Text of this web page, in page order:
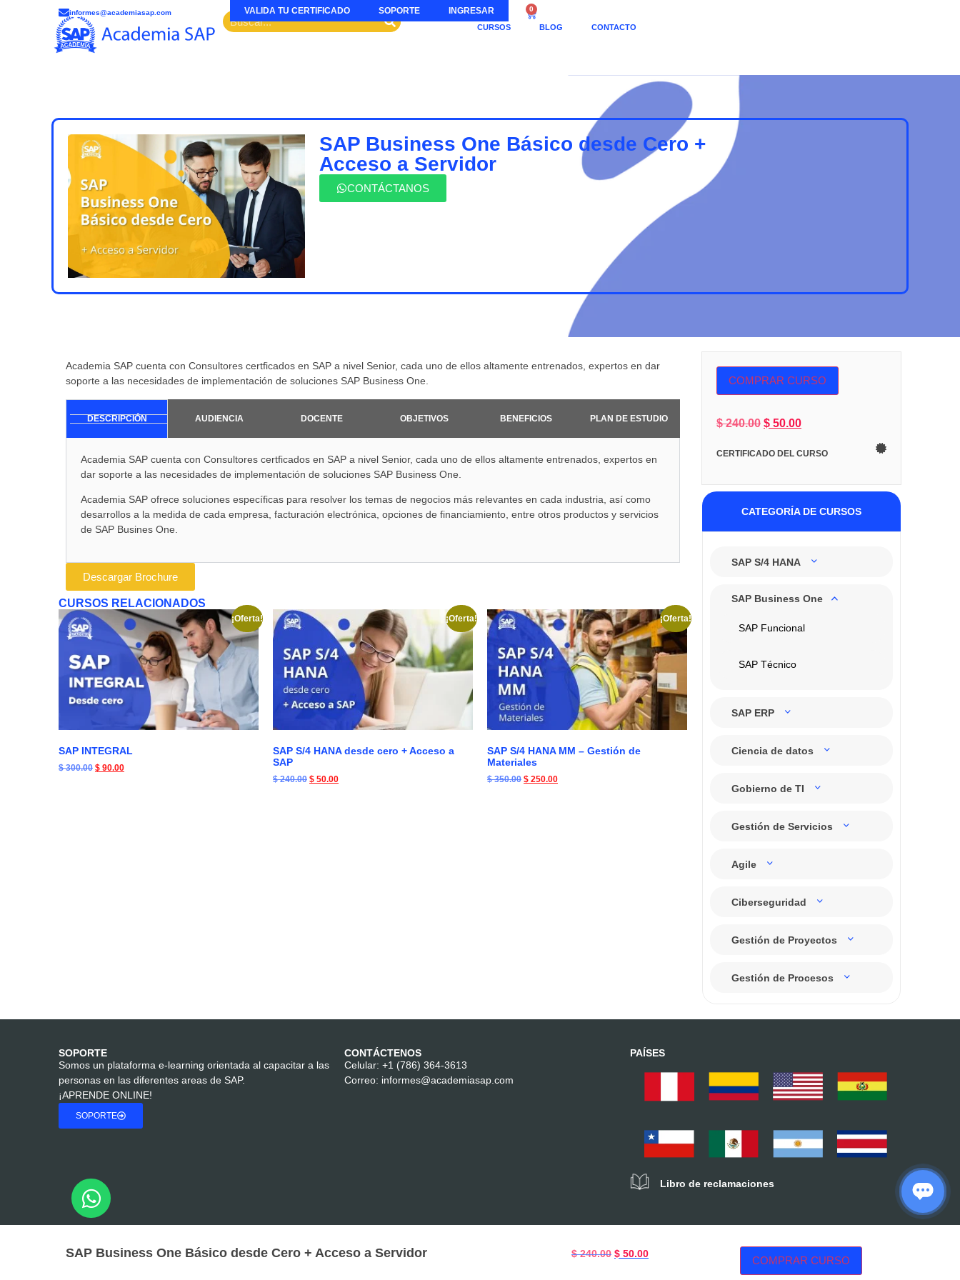
informes@academiasap.com VALIDA TU CERTIFICADO SOPORTE INGRESAR 0
CURSOS BLOG CONTACTO
SAP Business One Básico desde Cero +
Acceso a Servidor
CONTÁCTANOS
Academia SAP cuenta con Consultores certficados en SAP a nivel Senior, cada uno de ellos altamente entrenados, expertos en dar
soporte a las necesidades de implementación de soluciones SAP Business One.
DESCRIPCIÓN AUDIENCIA DOCENTE OBJETIVOS BENEFICIOS PLAN DE ESTUDIO
Academia SAP cuenta con Consultores certficados en SAP a nivel Senior, cada uno de ellos altamente entrenados, expertos en
dar soporte a las necesidades de implementación de soluciones SAP Business One.
Academia SAP ofrece soluciones específicas para resolver los temas de negocios más relevantes en cada industria, así como
desarrollos a la medida de cada empresa, facturación electrónica, opciones de financiamiento, entre otros productos y servicios
de SAP Busines One.
Descargar Brochure
CURSOS RELACIONADOS
¡Oferta!
SAP INTEGRAL
$300.00 $ 90.00
¡Oferta!
SAP S/4 HANA desde cero + Acceso a
SAP
$240.00 $ 50.00
¡Oferta!
SAP S/4 HANA MM – Gestión de
Materiales
$350.00 $ 250.00
COMPRAR CURSO
$240.00 $ 50.00
CERTIFICADO DEL CURSO
CATEGORÍA DE CURSOS
SAP S/4 HANA
SAP Business One
SAP Funcional
SAP Técnico
SAP ERP
Ciencia de datos
Gobierno de TI
Gestión de Servicios
Agile
Ciberseguridad
Gestión de Proyectos
Gestión de Procesos
SAP Business One Básico desde Cero + Acceso a Servidor $240.00 $ 50.00
COMPRAR CURSO
SOPORTE
Somos un plataforma e-learning orientada al capacitar a las
personas en las diferentes areas de SAP.
¡APRENDE ONLINE!
SOPORTE
CONTÁCTENOS
Celular: +1 (786) 364-3613
Correo: informes@academiasap.com
PAÍSES
Libro de reclamaciones
© ACADEMIA SAP. TODOS LOS DERECHOS RESERVADOS.